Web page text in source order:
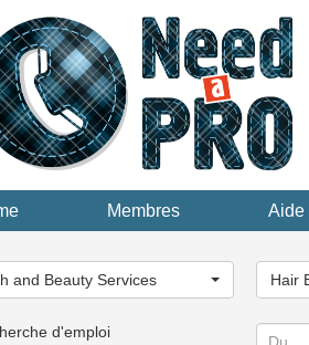
Membres Aide
and Beauty Services
uneHair
d'emploi